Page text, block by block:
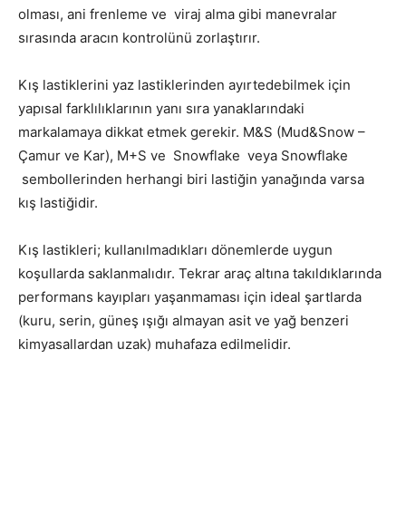
olması, ani frenleme ve viraj alma gibi manevralar
sırasında aracın kontrolünü zorlaştırır.
Kış lastiklerini yaz lastiklerinden ayırtedebilmek için
yapısal farklılıklarının yanı sıra yanaklarındaki
markalamaya dikkat etmek gerekir. M&S (Mud&Snow –
Çamur ve Kar), M+S ve Snowflake veya Snowflake
sembollerinden herhangi biri lastiğin yanağında varsa
kış lastiğidir.
Kış lastikleri; kullanılmadıkları dönemlerde uygun
koşullarda saklanmalıdır. Tekrar araç altına takıldıklarında
performans kayıpları yaşanmaması için ideal şartlarda
(kuru, serin, güneş ışığı almayan asit ve yağ benzeri
kimyasallardan uzak) muhafaza edilmelidir.